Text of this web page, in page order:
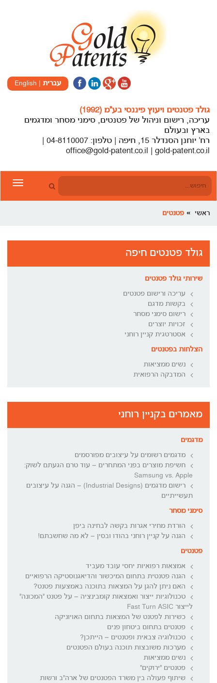
עברית English
גולד פטנטים ויעוץ פיננסי בע”מ (1992)
עריכה, רישום וניהול של פטנטים, סימני מסחר ומדגמים
בארץ ובעולם
office@gold-patent.co.il | gold-patent.co.il
ראשי פטנטים
גולד פטנטים חיפה
שירותי גולד פטנטים
עריכה ורישום פטנטים
בקשות מדגם
רישום סימני מסחר
זכויות יוצרים
אסטרטגית קניין רוחני
הצלחות בפטנטים
נשים ממציאות
המדבקה הרפואית
מאמרים בקניין רוחני
מדגמים
מדגמים רשומים על עיצובים מפורסמים
חשיפת מוצרים בפני המתחרים – עוד טרם הגעתם לשוק:
Samsung vs. Apple
רישום מדגמים (Industrial Designs) – הגנה על עיצובים
תעשייתיים
סימני מסחר
הורדת מחירי אגרות בקשה לבחינה ביפן
הגנה על קניין רוחני בהודו ובסין – לא מה שחשבתם!
פטנטים
אמצאות רפואיות יחסי עובד מעביד
הגנה פטנטית בתחום המיכשור והדיאגנוסטיקה הרפואיים
האם ניתן להגן על המצאות בתוכנה באמצעות פטנט?
טכנולוגיות ייצור ואמצאות קומבינציה – על פטנט "המכונה"
לייצור Fast Turn ASIC
כשירות לפטנט של המצאות בתחום האויוניקה
פטנטים בתחום ביטחון פנים
טכנולוגיה צבאית ופטנטים – הייתכן?
מערכות משובצות תוכנה בעולם הפטנטים
נשים ממציאות
פטנטים "ירוקים"
שיתוף פעולה בין משרד הפטנטים של ארה"ב ורשות